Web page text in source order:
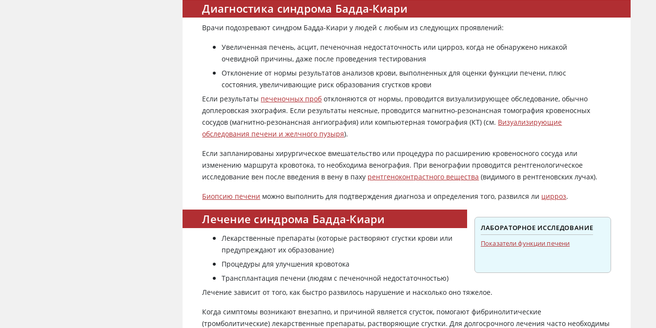
Диагностика синдрома Бадда-Киари
Врачи подозревают синдром Бадда-Киари у людей с любым из следующих проявлений:
Увеличенная печень, асцит, печеночная недостаточность или цирроз, когда не обнаружено никакой
очевидной причины, даже после проведения тестирования
Отклонение от нормы результатов анализов крови, выполненных для оценки функции печени, плюс
состояния, увеличивающие риск образования сгустков крови
Если результаты печеночных проб отклоняются от нормы, проводится визуализирующее обследование, обычно
доплеровская эхография. Если результаты неясные, проводится магнитно-резонансная томография кровеносных
сосудов (магнитно-резонансная ангиография) или компьютерная томография (КТ) (см. Визуализирующие
обследования печени и желчного пузыря).
Если запланированы хирургическое вмешательство или процедура по расширению кровеносного сосуда или
изменению маршрута кровотока, то необходима венография. При венографии проводится рентгенологическое
исследование вен после введения в вену в паху рентгеноконтрастного вещества (видимого в рентгеновских лучах).
Биопсию печени можно выполнить для подтверждения диагноза и определения того, развился ли цирроз.
ЛАБОРАТОРНОЕ ИССЛЕДОВАНИЕ
Показатели функции печени
Лечение синдрома Бадда-Киари
Лекарственные препараты (которые растворяют сгустки крови или
предупреждают их образование)
Процедуры для улучшения кровотока
Трансплантация печени (людям с печеночной недостаточностью)
Лечение зависит от того, как быстро развилось нарушение и насколько оно тяжелое.
Когда симптомы возникают внезапно, и причиной является сгусток, помогают фибринолитические
(тромболитические) лекарственные препараты, растворяющие сгустки. Для долгосрочного лечения часто необходимы